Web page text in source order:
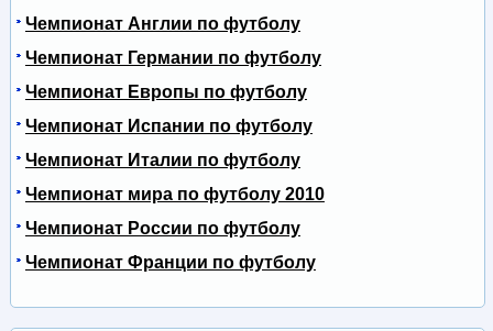
Чемпионат Англии по футболу
Чемпионат Германии по футболу
Чемпионат Европы по футболу
Чемпионат Испании по футболу
Чемпионат Италии по футболу
Чемпионат мира по футболу 2010
Чемпионат России по футболу
Чемпионат Франции по футболу